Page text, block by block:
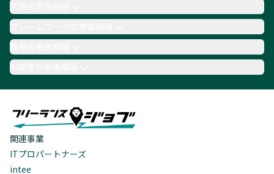
職種の単価相場
AI関連の単価相場
関連事業
ITプロパートナーズ
intee